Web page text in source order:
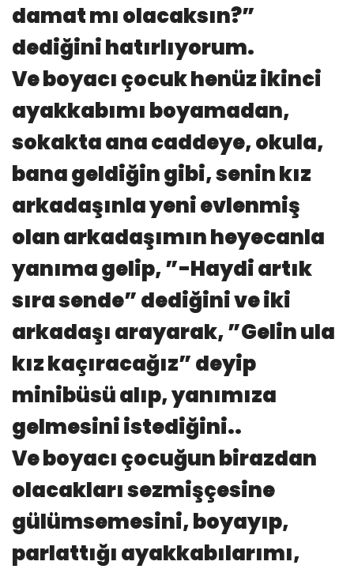
damat mı olacaksın?”
dediğini hatırlıyorum.
Ve boyacı çocuk henüz ikinci
ayakkabımı boyamadan,
sokakta ana caddeye, okula,
bana geldiğin gibi, senin kız
arkadaşınla yeni evlenmiş
olan arkadaşımın heyecanla
yanıma gelip, ”-Haydi artık
sıra sende” dediğini ve iki
arkadaşı arayarak, ”Gelin ula
kız kaçıracağız” deyip
minibüsü alıp, yanımıza
gelmesini istediğini..
Ve boyacı çocuğun birazdan
olacakları sezmişçesine
gülümsemesini, boyayıp,
parlattığı ayakkabılarımı,